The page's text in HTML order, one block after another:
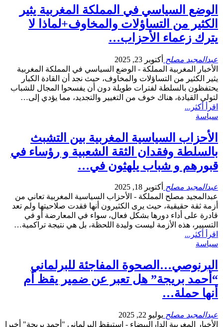
الوضع السياسي في المملكة المغربية يثير
الكثير من التساؤلات والمخاوف+لماذا لا
يترك زعماء الأحزاب…
عبدالمجيد مصلح أكتوبر 23, 2025
الأخبار المغربية المملكة - الوضع السياسي في المملكة المغربية
يثير الكثير من التساؤلات والمخاوف، حيث نجد أن القادة الكبار
يحتفظون بالسلطة لفترات طويلة دون أن يفسحوا المجال للشباب
لتولي القيادة، هناك خوف من التغيير والتجديد، مما يؤدي إلى…
اقرأ أكثر...
سياسة
الأحزاب السياسية المغربية بين التشبث
بالسلطة وفقدان الثقة الشعبية و رؤساء في
قبورهم و شباب يلهثون في…
عبدالمجيد مصلح أكتوبر 18, 2025
عبدالمجيد مصلح المملكة - الأحزاب السياسية المغربية تعاني من
أزمة ثقة حقيقية، حيث يرى الكثيرون أنها فقدت صلاحيتها ولم تعد
قادرة على أداء دورها بشكل فعال، سواء في المعارضة أو في
التسيير، هذه الأزمة ليست وليدة اللحظة، بل هي نتيجة تراكمية…
اقرأ أكثر...
سياسة
البرنوصي…الصحوة المفاجئة للبرلماني
“أحمد بريجة” هل تعبر عن ضمير يقظ أم
أنها حملة…
عبدالمجيد مصلح يوليو 22, 2025
الأخبار المغربية الدارالبيضاء - استيقظ البرلماني "أحمد بريجة" أخيرا